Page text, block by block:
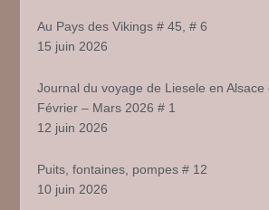
Au Pays des Vikings # 45, # 6
15 juin 2026
Journal du voyage de Liesele en Alsace
Février – Mars 2026 # 1
12 juin 2026
Puits, fontaines, pompes # 12
10 juin 2026